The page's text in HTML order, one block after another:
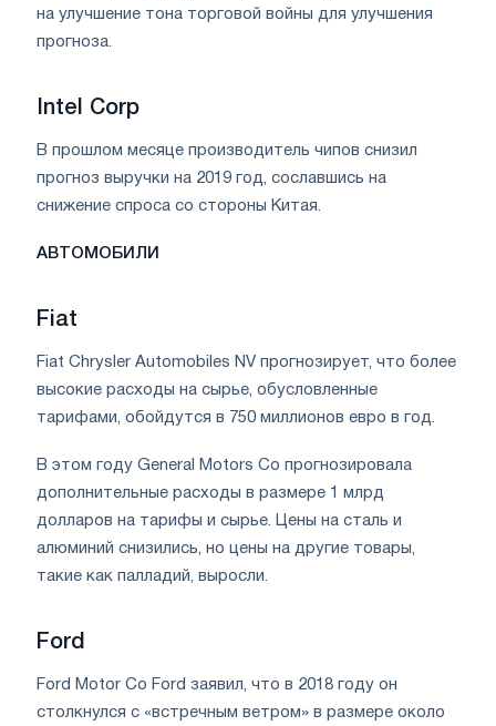
на улучшение тона торговой войны для улучшения
прогноза.
Intel Corp
В прошлом месяце производитель чипов снизил
прогноз выручки на 2019 год, сославшись на
снижение спроса со стороны Китая.
АВТОМОБИЛИ
Fiat
Fiat Chrysler Automobiles NV прогнозирует, что более
высокие расходы на сырье, обусловленные
тарифами, обойдутся в 750 миллионов евро в год.
В этом году General Motors Co прогнозировала
дополнительные расходы в размере 1 млрд
долларов на тарифы и сырье. Цены на сталь и
алюминий снизились, но цены на другие товары,
такие как палладий, выросли.
Ford
Ford Motor Co Ford заявил, что в 2018 году он
столкнулся с «встречным ветром» в размере около